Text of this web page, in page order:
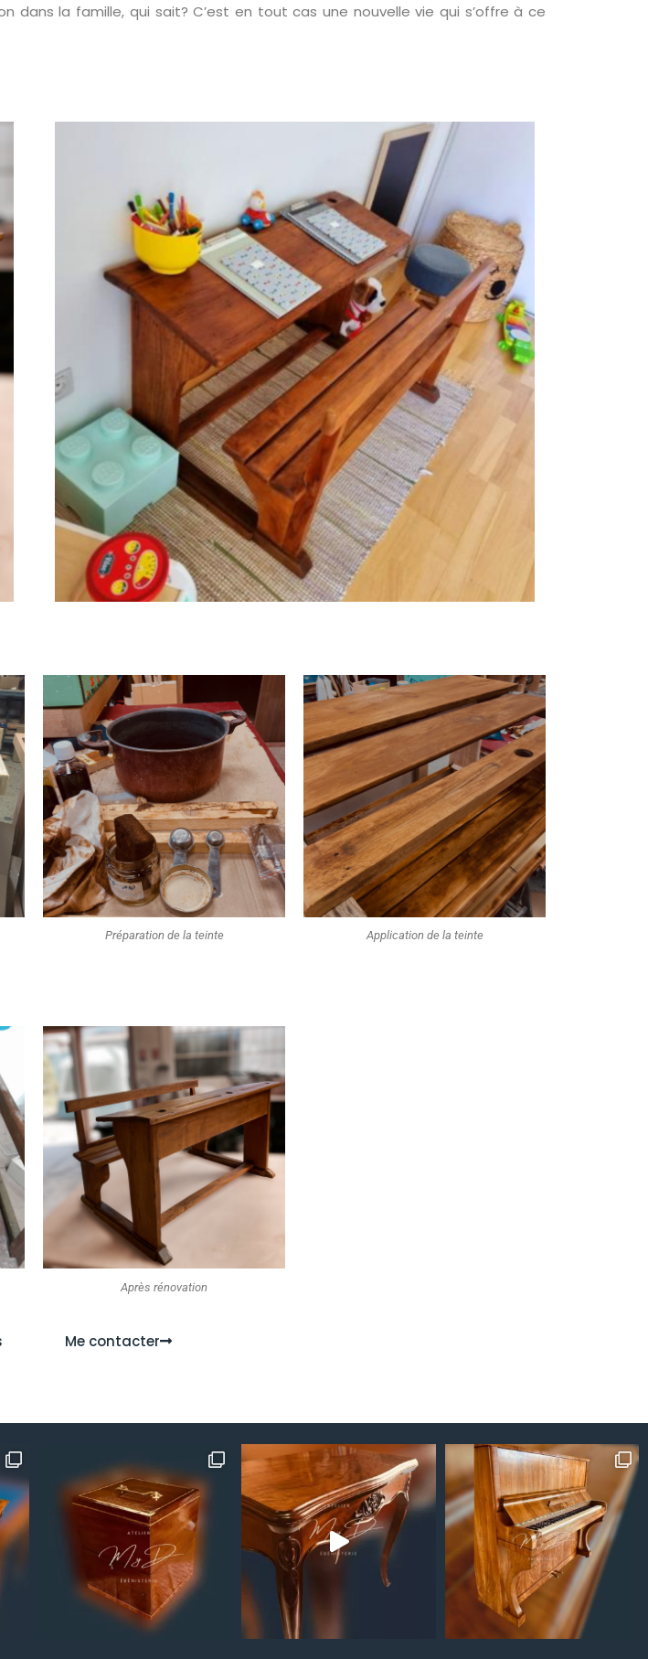
dans la famille, qui sait? C’est en tout cas une nouvelle vie qui s’offre à ce
Préparation de la teinte Application de la teinte
Après rénovation
Me contacter